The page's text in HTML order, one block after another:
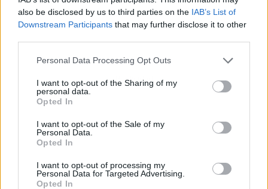
also be disclosed by us to third parties on the IAB’s List of
Downstream Participants that may further disclose it to other
Personal Data Processing Opt Outs
I want to opt-out of the Sharing of my
personal data.
Opted In
I want to opt-out of the Sale of my
Personal Data.
Opted In
I want to opt-out of processing my
Personal Data for Targeted Advertising.
Opted In
Publicidad